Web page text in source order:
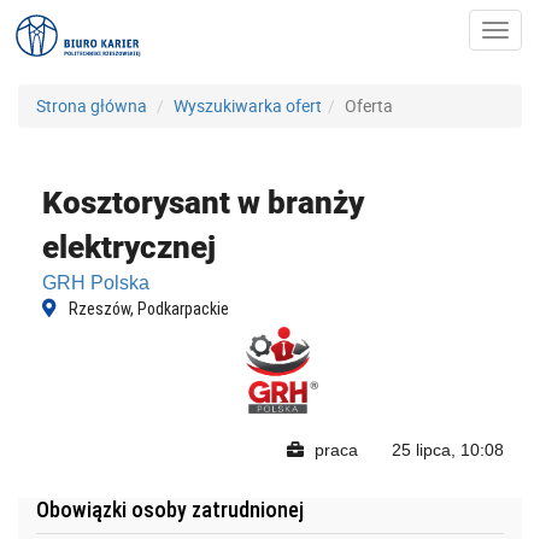
Strona główna Wyszukiwarka ofert Oferta
Kosztorysant w branży
elektrycznej
GRH Polska
Rzeszów, Podkarpackie
praca 25 lipca, 10:08
Obowiązki osoby zatrudnionej